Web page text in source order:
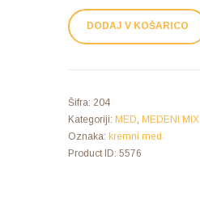
DODAJ V KOŠARICO
Šifra: 204
Kategoriji: MED, MEDENI MIX
Oznaka: kremni med
Product ID: 5576